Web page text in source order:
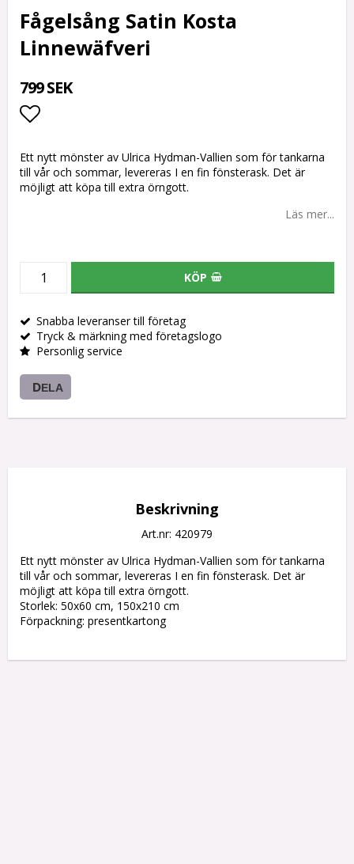
Fågelsång Satin Kosta
Linnewäfveri
799 SEK
Ett nytt mönster av Ulrica Hydman-Vallien som för tankarna
till vår och sommar, levereras I en fin fönsterask. Det är
möjligt att köpa till extra örngott.
Läs mer...
KÖP
Snabba leveranser till företag
Tryck & märkning med företagslogo
Personlig service
DELA
Beskrivning
Art.nr: 420979
Ett nytt mönster av Ulrica Hydman-Vallien som för tankarna
till vår och sommar, levereras I en fin fönsterask. Det är
möjligt att köpa till extra örngott.
Storlek: 50x60 cm, 150x210 cm
Förpackning: presentkartong